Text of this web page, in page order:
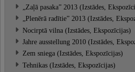
„Zaļā pasaka” 2013 (Izstādes,
„Plenērā radītie” 2013 (Izstādes,
Nocirptā vilna (Izstādes, Ekspozīcijas)
Jahre ausstellung 2010 (Izstādes,
Zem sniega (Izstādes, Ekspozīcijas)
Tehnikas (Izstādes, Ekspozīcijas)